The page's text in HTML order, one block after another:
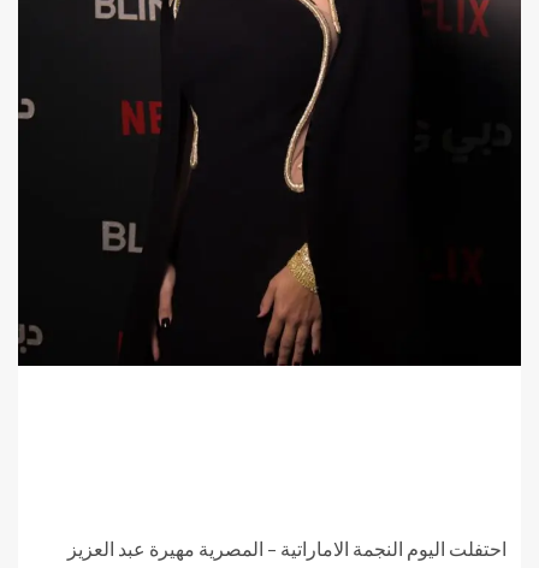
احتفلت اليوم النجمة الاماراتية – المصرية مهيرة عبد العزيز